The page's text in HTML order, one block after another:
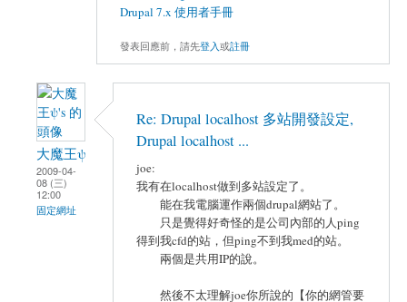
Drupal 7.x 使用者手冊
發表回應前，請先登入或註冊
大魔王ψ
2009-04-
08 (三)
12:00
固定網址
Re: Drupal localhost 多站開發設定,
Drupal localhost ...
joe:
我有在localhost做到多站設定了。
能在我電腦運作兩個drupal網站了。
只是覺得好奇怪的是公司內部的人ping
得到我cfd的站，但ping不到我med的站。
兩個是共用IP的說。
然後不太理解joe你所說的【你的網管要